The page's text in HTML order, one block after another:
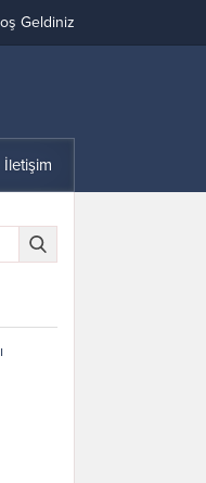
Geldiniz
İletişim